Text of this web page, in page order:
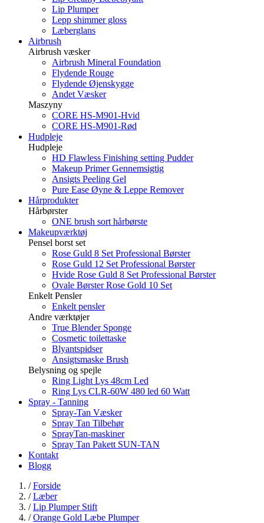
Lip Plumper
Lepp shimmer gloss
Læberglans
Airbrush
Airbrush væsker
Airbrush Mineral Foundation
Flydende Rouge
Flydende Øjenskygge
Andet Væsker
Maszyny
CORE HS-M901-Hvid
CORE HS-M901-Rød
Hudpleje
Hudpleje
HD Flawless Finishing setting Pudder
Makeup Primer Gennemsigtig
Ansigts Peeling Gel
Pure Ease Øyne & Leppe Remover
Hårprodukter
Hårbørster
ONE brush sort hårbørste
Makeupværktøj
Pensel borst set
Rose Guld 8 Set Professional Børster
Rose Guld 12 Set Professional Børster
Hvide Rose Guld 8 Set Professional Børster
Ovale Børster Rose Gold 10 Set
Enkelt Pensler
Enkelt pensler
Andre værktøjer
True Blender Sponge
Cosmetic toilettaske
Blyantspidser
Ansigtsmaske Brush
Belysning og spejle
Ring Light Lys 48cm Led
Ring Lys CLR-60W 480 led 60 Watt
Spray - Tanning
Spray-Tan Væsker
Spray Tan Tilbehør
SprayTan-maskiner
Spray Tan Pakett SUN-TAN
Kontakt
Blogg
/ Forside
/ Læber
/ Lip Plumper Stift
/ Orange Gold Læbe Plumper